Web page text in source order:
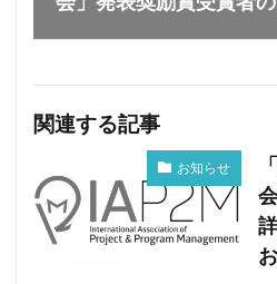
関連する記事
お知らせ